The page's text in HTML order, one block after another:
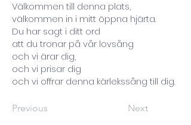
Välkommen till denna plats,
välkommen in i mitt öppna hjärta.
Du har sagt i ditt ord
att du tronar på vår lovsång
och vi ärar dig,
och vi prisar dig
och vi offrar denna kärlekssång till dig.
Previous Next